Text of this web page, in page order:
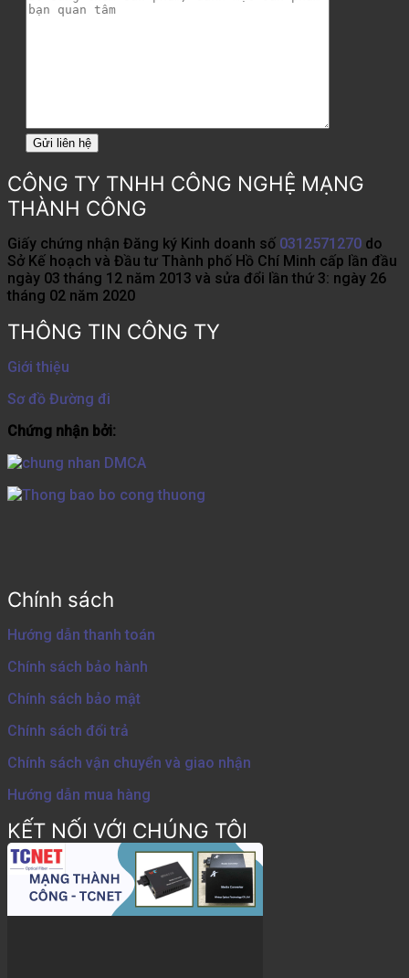
CÔNG TY TNHH CÔNG NGHỆ MẠNG
THÀNH CÔNG
Giấy chứng nhận Đăng ký Kinh doanh số 0312571270 do
Sở Kế hoạch và Đầu tư Thành phố Hồ Chí Minh cấp lần đầu
ngày 03 tháng 12 năm 2013 và sửa đổi lần thứ 3: ngày 26
tháng 02 năm 2020
THÔNG TIN CÔNG TY
Giới thiệu
Sơ đồ Đường đi
Chứng nhận bởi:
Chính sách
Hướng dẫn thanh toán
Chính sách bảo hành
Chính sách bảo mật
Chính sách đổi trả
Chính sách vận chuyển và giao nhận
Hướng dẫn mua hàng
KẾT NỐI VỚI CHÚNG TÔI